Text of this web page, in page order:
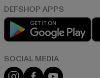
Instagram
FacebookYouTube